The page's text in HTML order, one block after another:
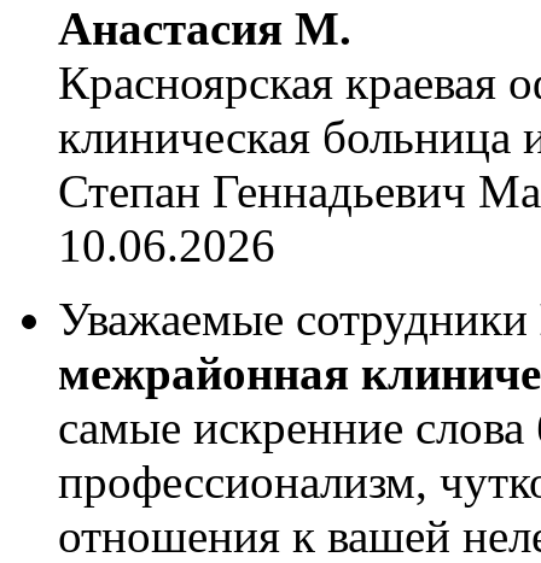
Анастасия М.
Красноярская краевая
клиническая
Степан Геннадьевич
10.06.2026
Уважаемые сотрудники
межрайонная
самые искренние слова
профессионализм,
отношения к вашей